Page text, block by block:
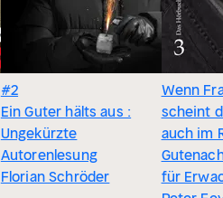
#2
Ein Guter hälts aus :
Ungekürzte
Autorenlesung
Florian Schröder
Wenn
scheint
auch im
für